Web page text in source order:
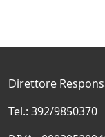
Direttore
Tel.: 392/9850370